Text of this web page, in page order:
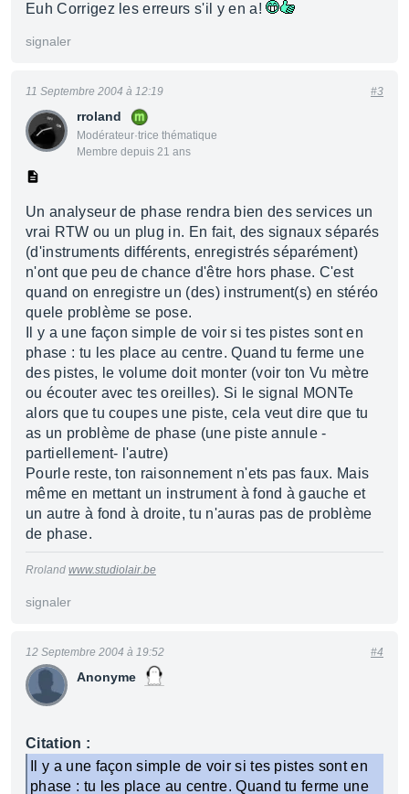
Euh Corrigez les erreurs s'il y en a!
signaler
rroland
Modérateur·trice thématique
Membre depuis 21 ans
11 Septembre 2004 à 12:19 #3
Un analyseur de phase rendra bien des services un
vrai RTW ou un plug in. En fait, des signaux séparés
(d'instruments différents, enregistrés séparément)
n'ont que peu de chance d'être hors phase. C'est
quand on enregistre un (des) instrument(s) en stéréo
quele problème se pose.
Il y a une façon simple de voir si tes pistes sont en
phase : tu les place au centre. Quand tu ferme une
des pistes, le volume doit monter (voir ton Vu mètre
ou écouter avec tes oreilles). Si le signal MONTe
alors que tu coupes une piste, cela veut dire que tu
as un problème de phase (une piste annule -
partiellement- l'autre)
Pourle reste, ton raisonnement n'ets pas faux. Mais
même en mettant un instrument à fond à gauche et
un autre à fond à droite, tu n'auras pas de problème
de phase.
Rroland www.studiolair.be
signaler
Anonyme
12 Septembre 2004 à 19:52 #4
Citation :
Il y a une façon simple de voir si tes pistes sont en
phase : tu les place au centre. Quand tu ferme une